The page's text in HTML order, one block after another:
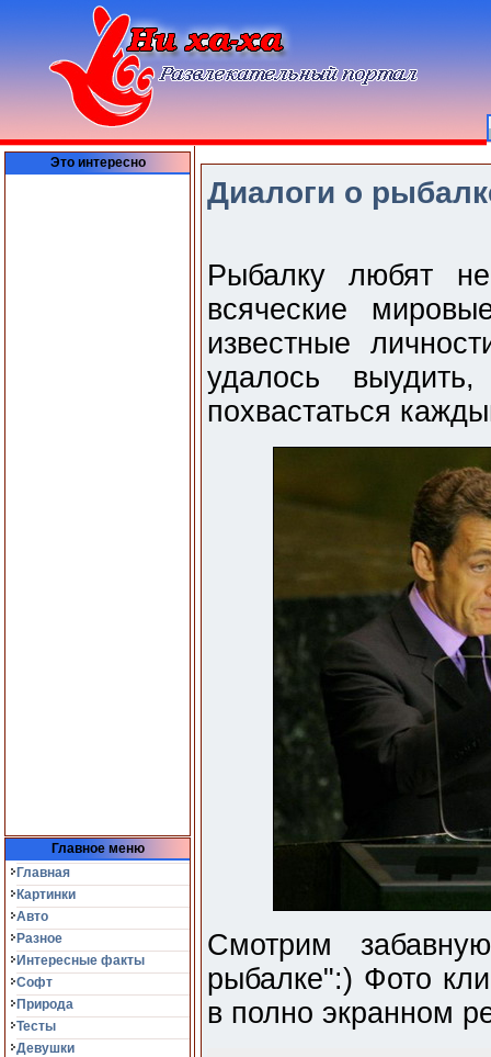
Это интересно
Главное меню
Главная
Картинки
Авто
Разное
Интересные факты
Софт
Природа
Тесты
Девушки
Диалоги о
Рыбалку любят
всяческие
известные
удалось
похвастаться
Смотрим
рыбалке":) Фото
в полно экранном